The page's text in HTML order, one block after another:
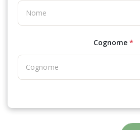
Cognome *